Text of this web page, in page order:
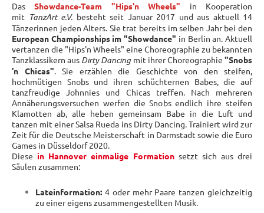
DasShowdance-Team "Hips'n Wheels" in Kooperation
mit TanzArt e.V. besteht seit Januar 2017 und aus aktuell 14
Tänzerinnen jeden Alters. Sie trat bereits im selben Jahr bei den
European Championships im "Showdance" in Berlin an. Aktuell
vertanzen die "Hips'n Wheels" eine Choreographie zu bekannten
Tanzklassikern aus Dirty Dancingmit ihrer Choreographie"Snobs
'n Chicas". Sie erzählen die Geschichte von den steifen,
hochmütigen Snobs und ihren schüchternen Babes, die auf
tanzfreudige Johnnies und Chicas treffen. Nach mehreren
Annäherungsversuchen werfen die Snobs endlich ihre steifen
Klamotten ab, alle heben gemeinsam Babe in die Luft und
tanzen mit einer Salsa Rueda ins Dirty Dancing. Trainiert wird zur
Zeit für die Deutsche Meisterschaft in Darmstadt sowie die Euro
Games in Düsseldorf 2020.
Diese in Hannover einmalige Formation setzt sich aus drei
Säulen zusammen:
Lateinformation: 4 oder mehr Paare tanzen gleichzeitig
zu einer eigens zusammengestellten Musik.